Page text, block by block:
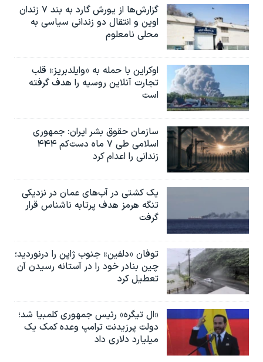
گزارش‌ها از یورش گارد به بند ۷ زندان
اوین و انتقال دو زندانی سیاسی به
محلی نامعلوم
اوکراین با حمله به «وایلدبریز» قلب
تجارت آنلاین روسیه را هدف گرفته
است
سازمان حقوق بشر ایران: جمهوری
اسلامی طی ۷ ماه دست‌کم ۴۴۴
زندانی را اعدام کرد
یک کشتی در آب‌های عمان در نزدیکی
تنگه هرمز هدف پرتابه ناشناس قرار
گرفت
توفان «دلفین» جنوب ژاپن را درنوردید؛
چین بنادر خود را در آستانه رسیدن آن
تعطیل کرد
«ال تیگره» رئیس جمهوری کلمبیا شد؛
دولت پرزیدنت ترامپ وعده کمک یک
میلیارد دلاری داد